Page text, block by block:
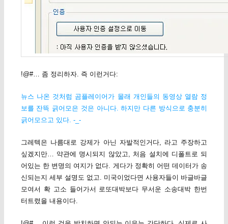
!@#… 좀 정리하자. 즉 이런거다:
뉴스 나온 것처럼 곰플레이어가 몰래 개인들의 동영상 열람 정
보를 잔뜩 긁어모은 것은 아니다. 하지만 다른 방식으로 충분히
긁어모으고 있다. -_-
그레텍은 나름대로 강제가 아닌 자발적인거다, 라고 주장하고
싶겠지만… 약관에 명시되지 않았고, 처음 설치에 디폴트로 되
어있는 한 변명의 여지가 없다. 게다가 정확히 어떤 데이터가 송
신되는지 세부 설명도 없고. 미국이었다면 사용자들이 바글바글
모여서 확 고소 들어가서 로또대박보다 무서운 소송대박 한번
터트렸을 내용이다.